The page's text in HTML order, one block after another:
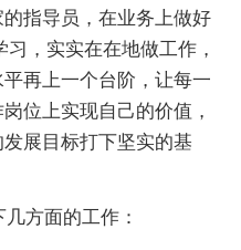
指导员，在业务上做好
，实实在在地做工作，
再上一个台阶，让每一
位上实现自己的价值，
展目标打下坚实的基
方面的工作：